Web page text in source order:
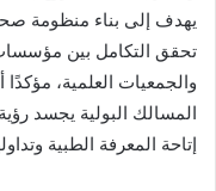
يهدف إلى بناء منظومة
تحقق التكامل بين
والجمعيات العلمية،
المسالك البولية يجسد
إتاحة المعرفة الطبية